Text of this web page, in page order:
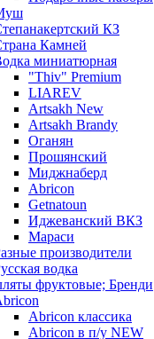
КЗ
Камней
миниатюрная
"Thiv" Premium
LIAREV
Artsakh New
Artsakh Brandy
Оганян
Прошянский
Миджнаберд
Abricon
Getnatoun
Иджеванский ВКЗ
Мараси
производители
водка
фруктовые; Бренди
Abricon классика
Abricon в п/у NEW